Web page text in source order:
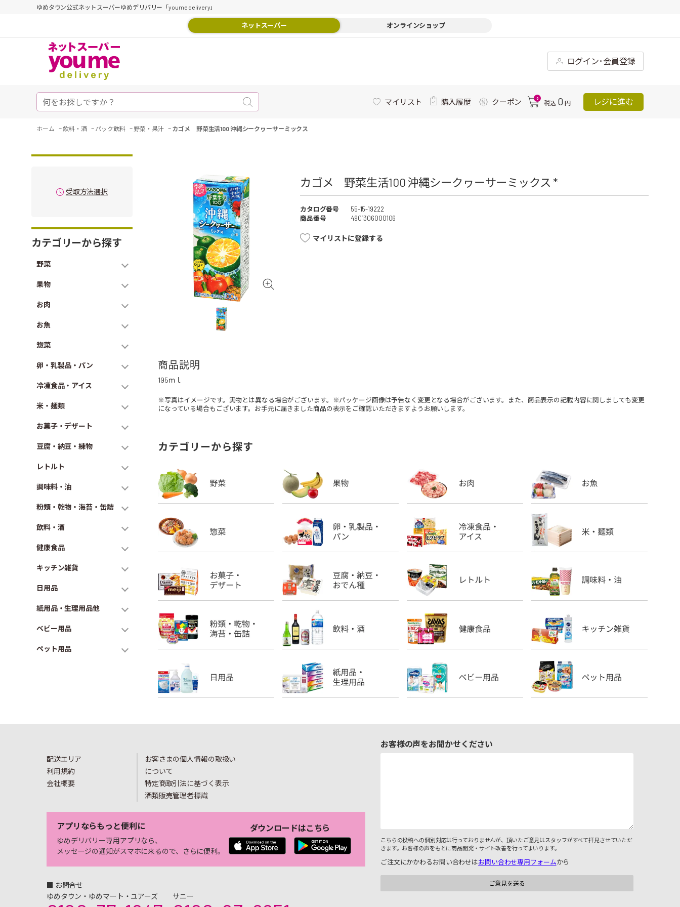
ゆめタウン公式ネットスーパーゆめデリバリー「youme delivery」
ネットスーパー オンラインショップ
ログイン･会員登録
マイリスト 購入履歴 クーポン 0
税込 0 円 レジに進む
ホーム -飲料・酒 - パック飲料 - 野菜・果汁 - カゴメ 野菜生活100 沖縄シークヮーサーミックス
受取方法選択
カテゴリーから探す
野菜
果物
お肉
お魚
惣菜
卵・乳製品・パン
冷凍食品・アイス
米・麺類
お菓子・デザート
豆腐・納豆・練物
レトルト
調味料・油
粉類・乾物・海苔・缶詰
飲料・酒
健康食品
キッチン雑貨
日用品
紙用品・生理用品他
ベビー用品
ペット用品
カゴメ 野菜生活100 沖縄シークヮーサーミックス *
カタログ番号
55-15-19222
商品番号
4901306000106
マイリストに登録する
商品説明
195ｍｌ
※写真はイメージです。実物とは異なる場合がございます。※パッケージ画像は予告なく変更となる場合がございます。また、商品表示の記載内容に関しましても変更
になっている場合もございます。お手元に届きました商品の表示をご確認いただきますようお願いします。
カテゴリーから探す
配送エリア
利用規約
会社概要
お客さまの個人情報の取扱い
について
特定商取引法に基づく表示
酒類販売管理者標識
アプリならもっと便利に
ゆめデリバリー専用アプリなら、
メッセージの通知がスマホに来るので、さらに便利。
ダウンロードはこちら
■ お問合せ
ゆめタウン・ゆめマート・ユアーズ
サニー
お客様の声をお聞かせください
こちらの投稿への個別対応は行っておりませんが、頂いたご意見はスタッフがすべて拝見させていただ
きます。お客様の声をもとに商品開発・サイト改善を行ってまいります。
ご注文にかかわるお問い合わせはお問い合わせ専用フォームから